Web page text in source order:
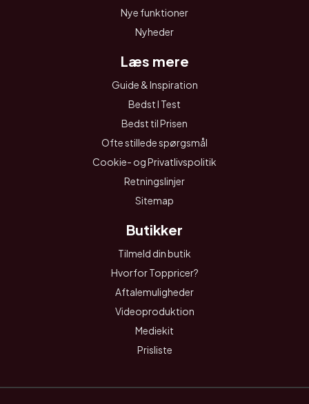
Nye funktioner
Nyheder
Læs mere
Guide & Inspiration
Bedst I Test
Bedst til Prisen
Ofte stillede spørgsmål
Cookie- og Privatlivspolitik
Retningslinjer
Sitemap
Butikker
Tilmeld din butik
Hvorfor Toppricer?
Aftalemuligheder
Videoproduktion
Mediekit
Prisliste